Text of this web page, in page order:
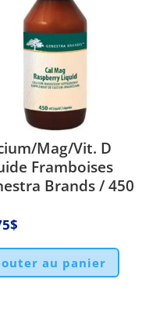
Mag/Vit. D
Framboises
Brands / 450
$
au panier